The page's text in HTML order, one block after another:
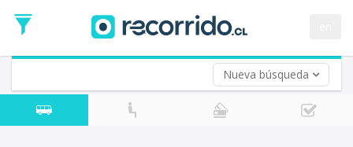
Nueva búsqueda
de
Ida
Vuelta (opcional)
Fecha
de